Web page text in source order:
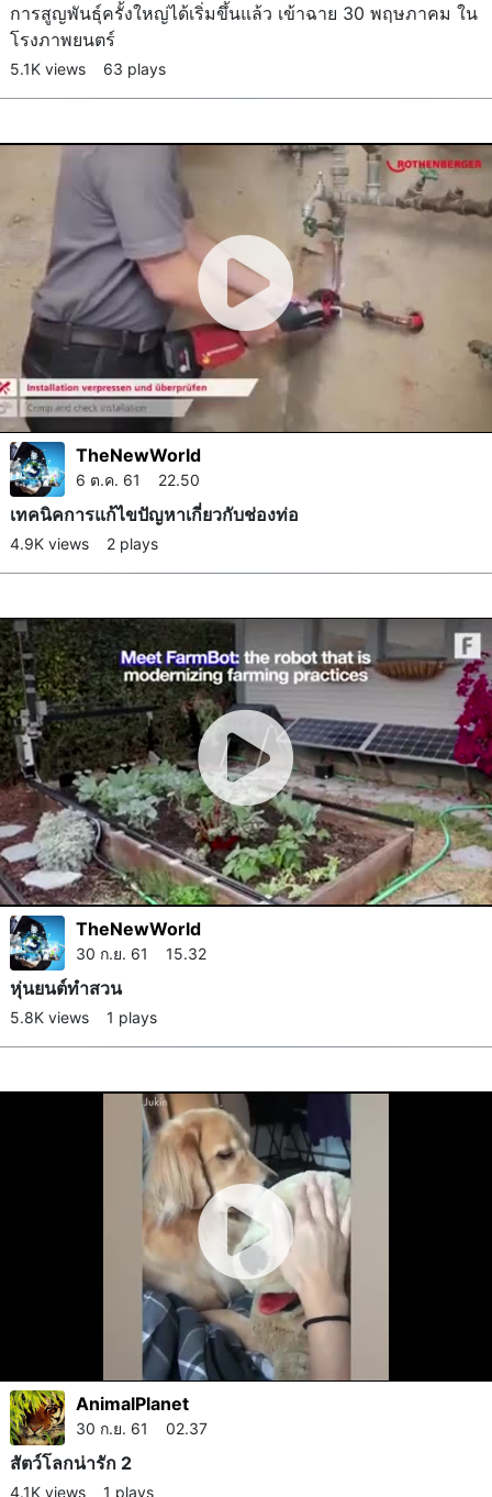
การสูญพันธุ์ครั้งใหญ่ได้เริ่มขึ้นแล้ว เข้าฉาย 30 พฤษภาคม ใน
โรงภาพยนตร์
5.1K views 63 plays
TheNewWorld
6 ต.ค. 61 22.50
เทคนิค​การแก้ไขปัญหา​เกี่ยวกับช่องท่อ
4.9K views 2 plays
TheNewWorld
30 ก.ย. 61 15.32
หุ่นยนต์​ทำสวน
5.8K views 1 plays
AnimalPlanet
30 ก.ย. 61 02.37
สัตว์โลก​น่ารัก 2
4.1K views 1 plays